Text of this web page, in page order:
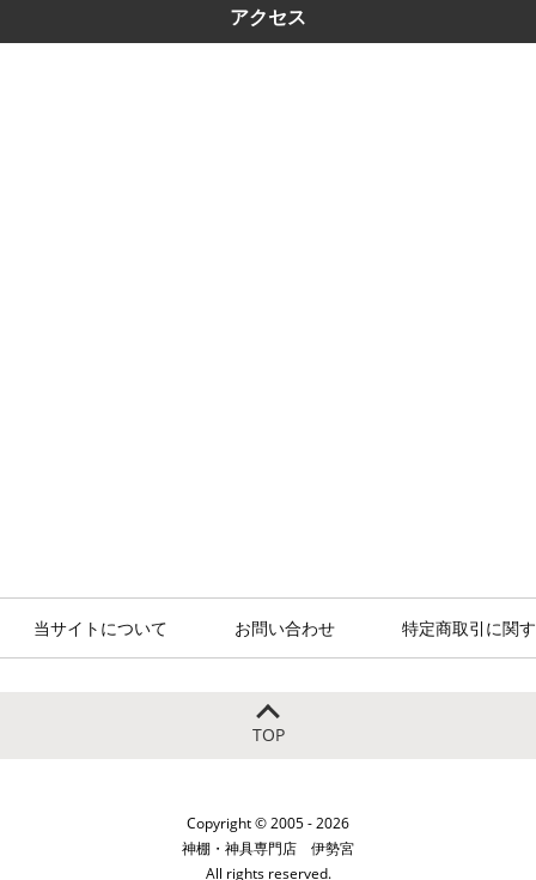
アクセス
当サイトについて お問い合わせ 特定商取引に関
TOP
Copyright © 2005 - 2026
神棚・神具専門店 伊勢宮
All rights reserved.